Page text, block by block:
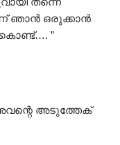
ഞാൻ ഒരുക്കാൻ
”
അടുത്തേക്